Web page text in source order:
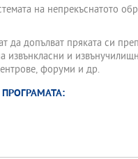
на непрекъснатото
да допълват пряката си
извънкласни и
форуми и др.